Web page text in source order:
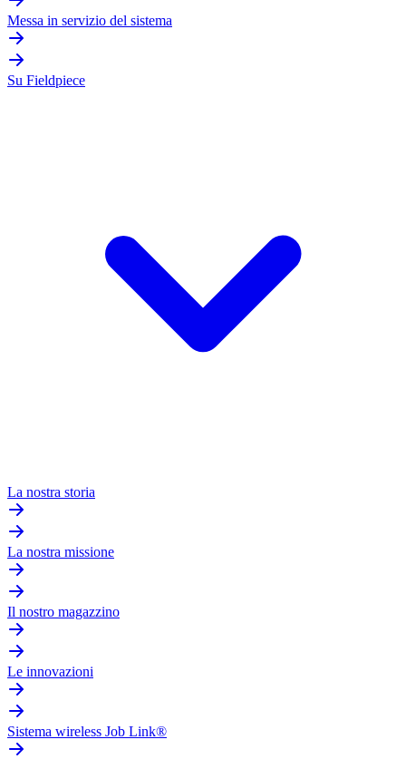
Messa in servizio del sistema
Su Fieldpiece
La nostra storia
La nostra missione
Il nostro magazzino
Le innovazioni
Sistema wireless Job Link®